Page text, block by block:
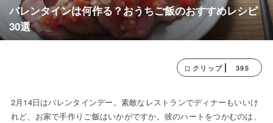
バレンタインは何作る？おうちご飯のおすすめレシピ
30選
クリップ 395
2月14日はバレンタインデー。素敵なレストランでディナーもいいけ
れど、お家で手作りご飯はいかがですか。彼のハートをつかむのは、